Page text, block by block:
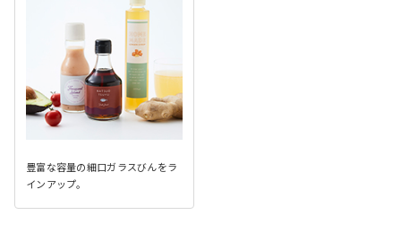
豊富な容量の細口ガラスびんをラ
インアップ。